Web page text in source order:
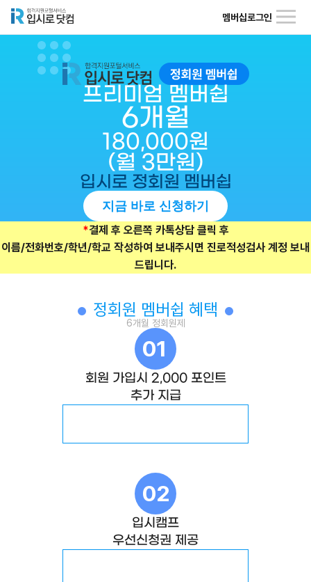
멤버십로그인
프리미엄 멤버쉽
6개월
180,000원
(월 3만원)
입시로 정회원 멤버쉽
지금 바로 신청하기
*결제 후 오른쪽 카톡상담 클릭 후
이름/전화번호/학년/학교 작성하여 보내주시면 진로적성검사 계정 보내
드립니다.
정회원 멤버쉽 혜택
6개월 정회원제
01
회원 가입시 2,000 포인트
추가 지급
02
입시캠프
우선신청권 제공